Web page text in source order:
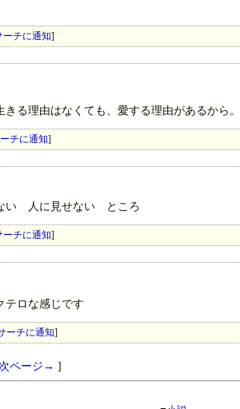
ーチに通知
る理由はなくても、愛する理由があるから。
チに通知
い 人に見せない ところ
ーチに通知
テロな感じです
ーチに通知
次ページ→ ]